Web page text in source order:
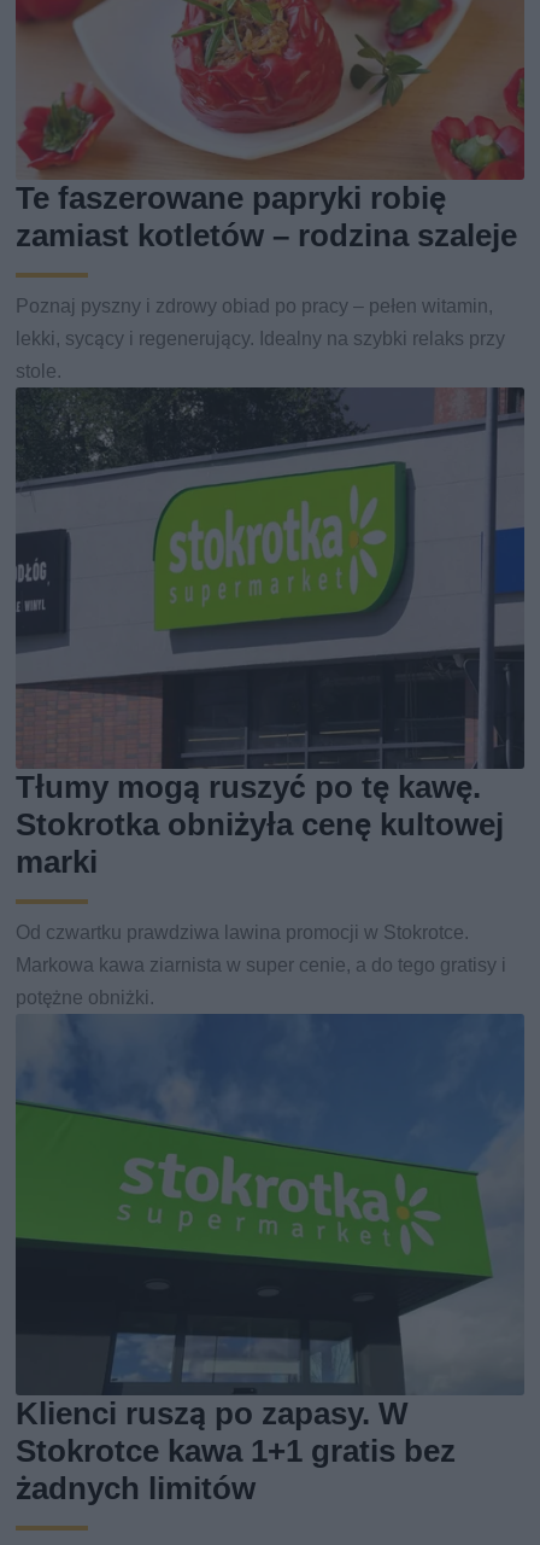
Te faszerowane papryki robię
zamiast kotletów – rodzina szaleje
Poznaj pyszny i zdrowy obiad po pracy – pełen witamin,
lekki, sycący i regenerujący. Idealny na szybki relaks przy
stole.
Tłumy mogą ruszyć po tę kawę.
Stokrotka obniżyła cenę kultowej
marki
Od czwartku prawdziwa lawina promocji w Stokrotce.
Markowa kawa ziarnista w super cenie, a do tego gratisy i
potężne obniżki.
Klienci ruszą po zapasy. W
Stokrotce kawa 1+1 gratis bez
żadnych limitów